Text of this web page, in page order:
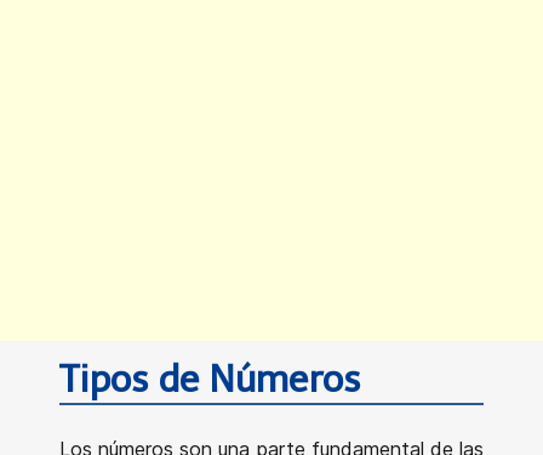
Tipos de Números
Los números son una parte fundamental de las